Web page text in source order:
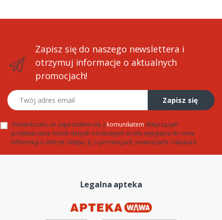
Zapisz się do naszego newslettera i
otrzymuj informacje o aktualnych
promocjach!
Twój adres email
Zapisz się
Oświadczam, że zapoznałem się zkomunikatem dotyczącym
przetwarzania moich danych osobowych w celu wysyłania do mnie
informacji o ofercie sklepu, tj. o promocjach, nowościach i rabatach
Legalna apteka